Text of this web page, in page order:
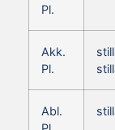
Pl.
Akk.
Pl.
Abl.